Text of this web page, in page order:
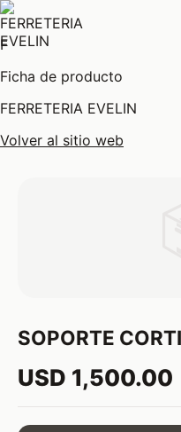
F
Ficha de producto
FERRETERIA EVELIN
Volver al sitio web
SOPORTE
USD 1,500.00